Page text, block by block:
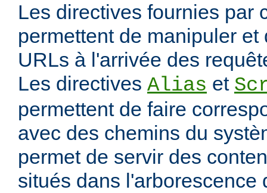
Les directives fournies par
permettent de manipuler et
URLs à l'arrivée des
Les directives Alias et
permettent de faire
avec des chemins du
permet de servir des
situés dans l'arborescence